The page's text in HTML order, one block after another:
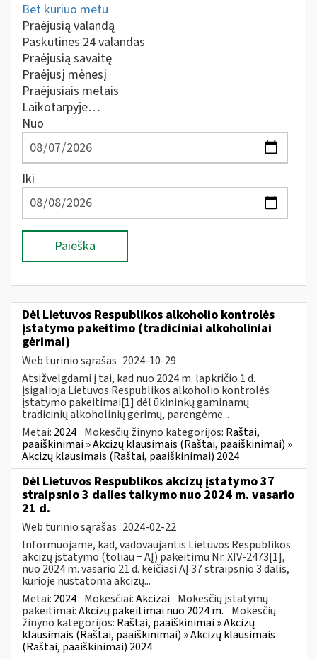
Bet kuriuo metu
Praėjusią valandą
Paskutines 24 valandas
Praėjusią savaitę
Praėjusį mėnesį
Praėjusiais metais
Laikotarpyje…
Nuo
Iki
Paieška
Dėl Lietuvos Respublikos alkoholio kontrolės
įstatymo pakeitimo (tradiciniai alkoholiniai
gėrimai)
Web turinio sąrašas 2024-10-29
Atsižvelgdami į tai, kad nuo 2024 m. lapkričio 1 d.
įsigalioja Lietuvos Respublikos alkoholio kontrolės
įstatymo pakeitimai[1] dėl ūkininkų gaminamų
tradicinių alkoholinių gėrimų, parengėme...
Metai: 2024 Mokesčių žinyno kategorijos: Raštai,
paaiškinimai » Akcizų klausimais (Raštai, paaiškinimai) »
Akcizų klausimais (Raštai, paaiškinimai) 2024
Dėl Lietuvos Respublikos akcizų įstatymo 37
straipsnio 3 dalies taikymo nuo 2024 m. vasario
21 d.
Web turinio sąrašas 2024-02-22
Informuojame, kad, vadovaujantis Lietuvos Respublikos
akcizų įstatymo (toliau − AĮ) pakeitimu Nr. XIV-2473[1],
nuo 2024 m. vasario 21 d. keičiasi AĮ 37 straipsnio 3 dalis,
kurioje nustatoma akcizų...
Metai: 2024 Mokesčiai:Akcizai Mokesčių įstatymų
pakeitimai:Akcizų pakeitimai nuo 2024 m. Mokesčių
žinyno kategorijos: Raštai, paaiškinimai » Akcizų
klausimais (Raštai, paaiškinimai) » Akcizų klausimais
(Raštai, paaiškinimai) 2024